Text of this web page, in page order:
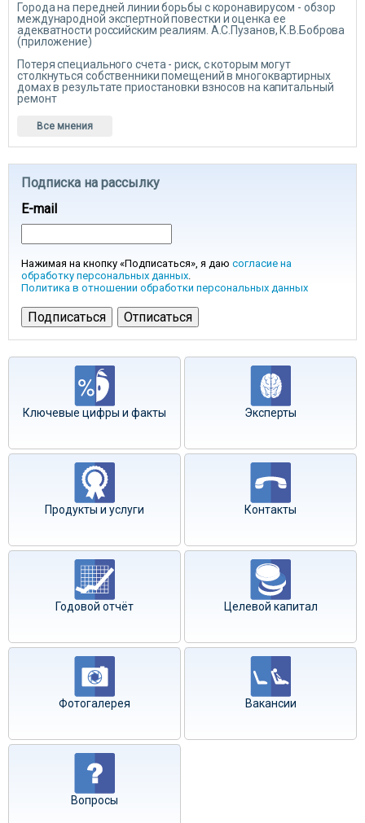
Города на передней линии борьбы с коронавирусом - обзор
международной экспертной повестки и оценка ее
адекватности российским реалиям. А.С.Пузанов, К.В.Боброва
(приложение)
Потеря специального счета - риск, с которым могут
столкнуться собственники помещений в многоквартирных
домах в результате приостановки взносов на капитальный
ремонт
Все мнения
Подписка на рассылку
E-mail
Нажимая на кнопку «Подписаться», я даю согласие на
обработку персональных данных.
Политика в отношении обработки персональных данных
Ключевые цифры и факты Эксперты
Продукты и услуги Контакты
Годовой отчёт Целевой капитал
Фотогалерея Вакансии
Вопросы